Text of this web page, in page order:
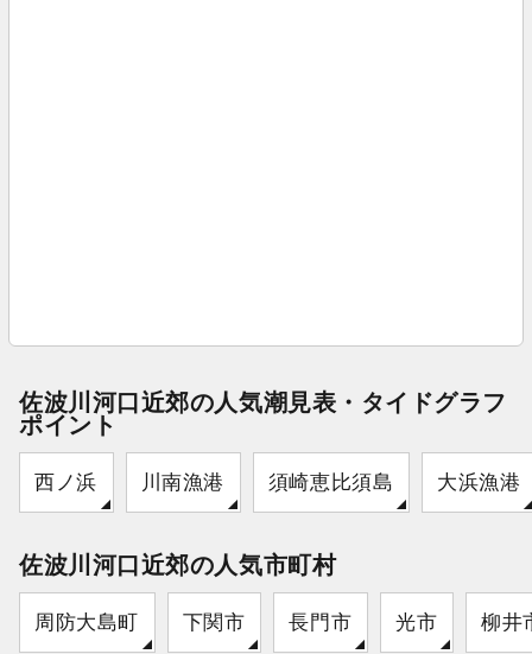
佐波川河口近郊の人気潮見表・タイドグラフ
ポイント
西ノ浜 川南漁港 須崎恵比須島 大浜漁港
佐波川河口近郊の人気市町村
周防大島町 下関市 長門市 光市 柳井